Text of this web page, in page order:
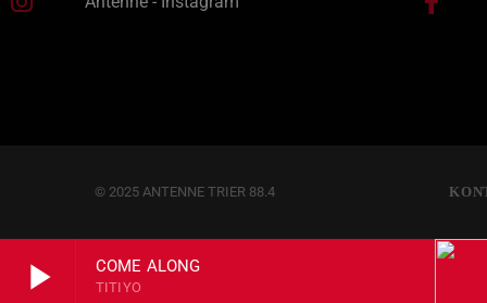
play_arrow COME ALONG
TITIYO
© 2025 ANTENNE TRIER 88.4